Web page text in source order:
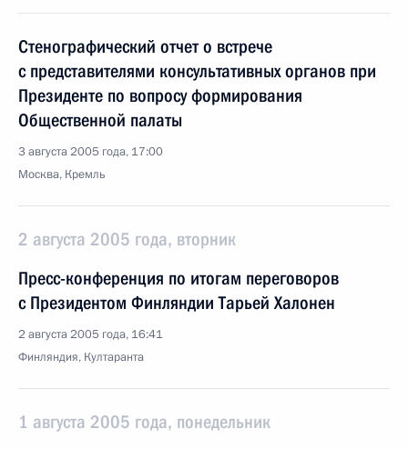
Стенографический отчет о встрече
с представителями консультативных органов при
Президенте по вопросу формирования
Общественной палаты
3 августа 2005 года, 17:00
Москва, Кремль
2 августа 2005 года, вторник
Пресс-конференция по итогам переговоров
с Президентом Финляндии Тарьей Халонен
2 августа 2005 года, 16:41
Финляндия, Култаранта
1 августа 2005 года, понедельник